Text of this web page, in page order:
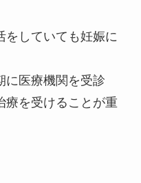
をしていても妊娠に
に医療機関を受診
療を受けることが重